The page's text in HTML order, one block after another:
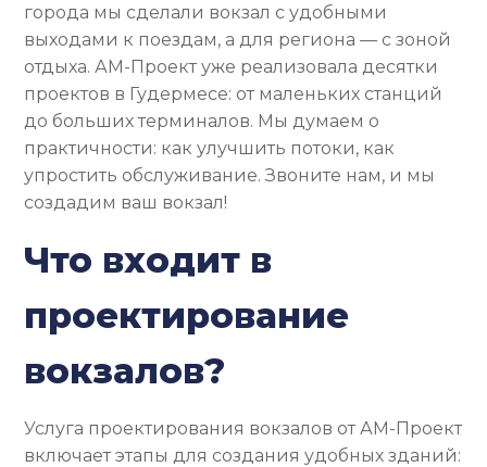
города мы сделали вокзал с удобными
выходами к поездам, а для региона — с зоной
отдыха. АМ-Проект уже реализовала десятки
проектов в Гудермесе: от маленьких станций
до больших терминалов. Мы думаем о
практичности: как улучшить потоки, как
упростить обслуживание. Звоните нам, и мы
создадим ваш вокзал!
Что входит в
проектирование
вокзалов?
Услуга проектирования вокзалов от АМ-Проект
включает этапы для создания удобных зданий: